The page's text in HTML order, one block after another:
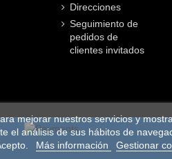
Direcciones
Seguimiento de
pedidos de
clientes invitados
mejorar nuestros servicios y
el análisis de sus hábitos de
Más información Gestionar